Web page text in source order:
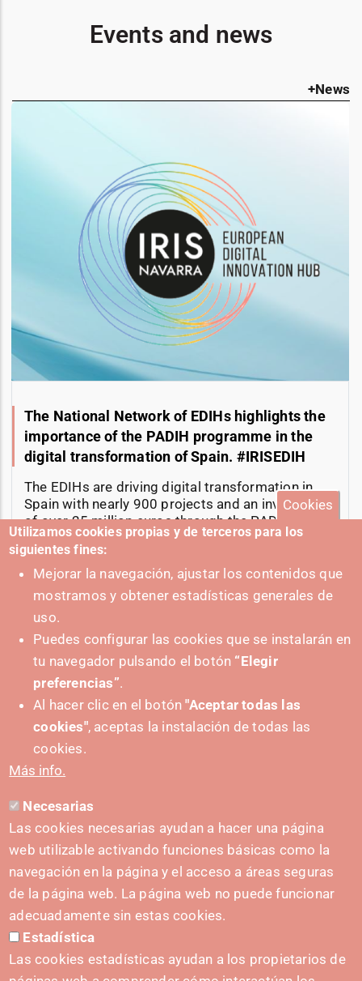
Events and news
+News
The National Network of EDIHs highlights the
importance of the PADIH programme in the
digital transformation of Spain. #IRISEDIH
The EDIHs are driving digital transformation in
Spain with nearly 900 projects and an investment
of over 25 million euros through the PADIH
program.
11-06-2025
Cookies
Utilizamos cookies propias y de terceros para los
siguientes fines:
Mejorar la navegación, ajustar los contenidos que
mostramos y obtener estadísticas generales de
uso.
Puedes configurar las cookies que se instalarán en
tu navegador pulsando el botón “Elegir
preferencias”.
Al hacer clic en el botón"Aceptar todas las
cookies", aceptas la instalación de todas las
cookies.
Más info.
Necesarias
Las cookies necesarias ayudan a hacer una página
web utilizable activando funciones básicas como la
navegación en la página y el acceso a áreas seguras
de la página web. La página web no puede funcionar
adecuadamente sin estas cookies.
Estadística
Las cookies estadísticas ayudan a los propietarios de